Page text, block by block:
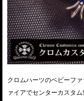
クロムハーツのベビーフ
ァイアでセンターカスタ